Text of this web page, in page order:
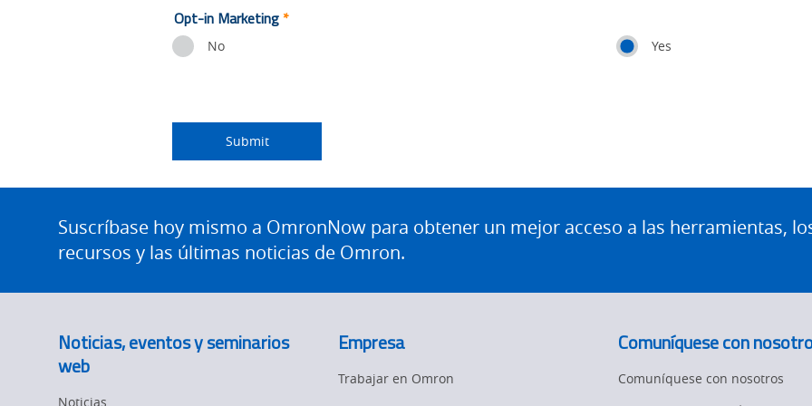
Lead
Source
Detail
Opt-in Marketing *
No Yes
Industry
Submit
Suscríbase hoy mismo a OmronNow para obtener un mejor acceso a las herramientas,
recursos y las últimas noticias de Omron.
Noticias, eventos y seminarios
web
Noticias
Empresa
Trabajar en Omron
Comuníquese con
Comuníquese con nosotros